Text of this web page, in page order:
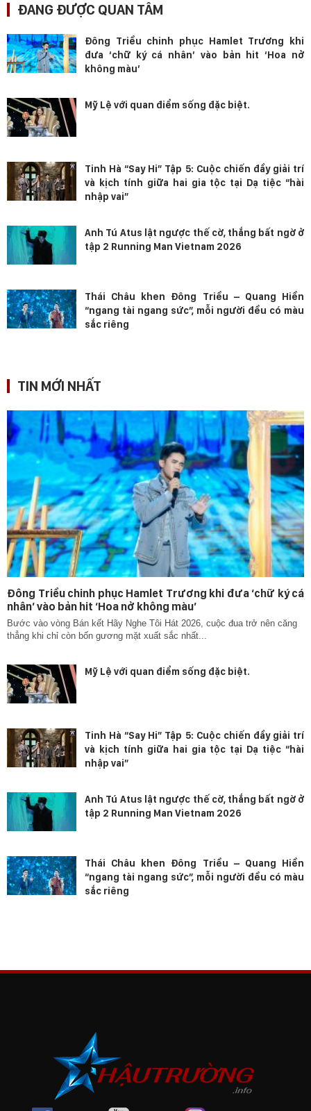
ĐANG ĐƯỢC QUAN TÂM
Đông Triều chinh phục Hamlet Trương khi
đưa ‘chữ ký cá nhân’ vào bản hit ‘Hoa nở
không màu’
Mỹ Lệ với quan điểm sống đặc biệt.
Tinh Hà “Say Hi” Tập 5: Cuộc chiến đầy giải trí
và kịch tính giữa hai gia tộc tại Dạ tiệc “hài
nhập vai”
Anh Tú Atus lật ngược thế cờ, thắng bất ngờ ở
tập 2 Running Man Vietnam 2026
Thái Châu khen Đông Triều – Quang Hiền
“ngang tài ngang sức”, mỗi người đều có màu
sắc riêng
TIN MỚI NHẤT
Đông Triều chinh phục Hamlet Trương khi đưa ‘chữ ký cá
nhân’ vào bản hit ‘Hoa nở không màu’
Bước vào vòng Bán kết Hãy Nghe Tôi Hát 2026, cuộc đua trở nên căng
thẳng khi chỉ còn bốn gương mặt xuất sắc nhất...
Mỹ Lệ với quan điểm sống đặc biệt.
Tinh Hà “Say Hi” Tập 5: Cuộc chiến đầy giải trí
và kịch tính giữa hai gia tộc tại Dạ tiệc “hài
nhập vai”
Anh Tú Atus lật ngược thế cờ, thắng bất ngờ ở
tập 2 Running Man Vietnam 2026
Thái Châu khen Đông Triều – Quang Hiền
“ngang tài ngang sức”, mỗi người đều có màu
sắc riêng